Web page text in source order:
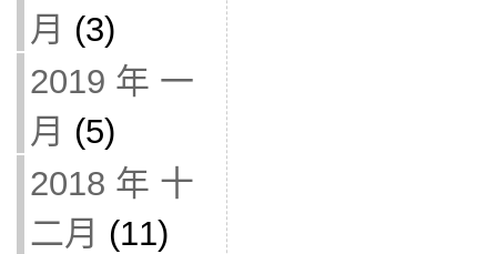
月 (3)
2019 年 一
月 (5)
2018 年 十
二月 (11)